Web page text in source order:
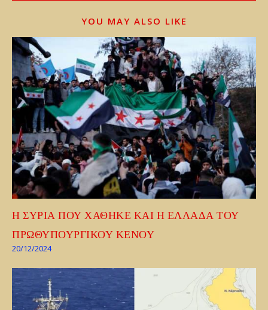
YOU MAY ALSO LIKE
Η ΣΥΡΙΑ ΠΟΥ ΧΑΘΗΚΕ ΚΑΙ Η ΕΛΛΑΔΑ ΤΟΥ
ΠΡΩΘΥΠΟΥΡΓΙΚΟΥ ΚΕΝΟΥ
20/12/2024